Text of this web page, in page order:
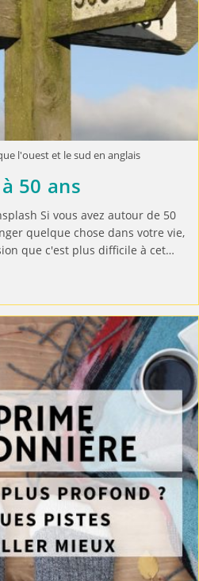
l'ouest et le sud en anglais
50 ans
Si vous avez autour de 50
quelque chose dans votre vie,
que c'est plus difficile à cet…